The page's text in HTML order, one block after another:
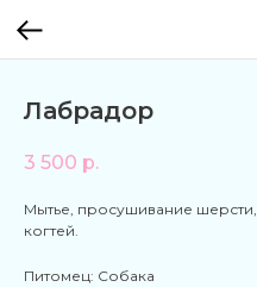
Лабрадор
3 500 р.
Мытье, просушивание
когтей.
Питомец: Собака